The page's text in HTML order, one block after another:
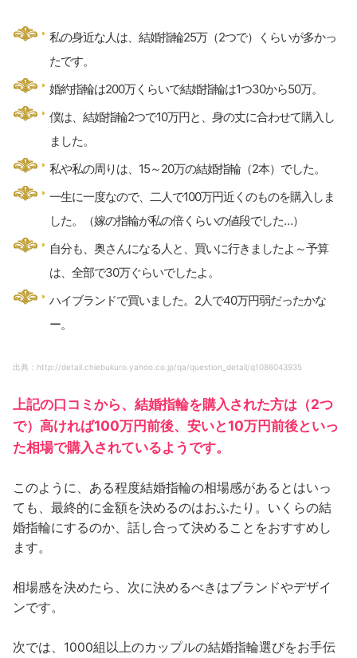
私の身近な人は、結婚指輪25万（2つで）くらいが多かっ
たです。
婚約指輪は200万くらいで結婚指輪は1つ30から50万。
僕は、結婚指輪2つで10万円と、身の丈に合わせて購入し
ました。
私や私の周りは、15～20万の結婚指輪（2本）でした。
一生に一度なので、二人で100万円近くのものを購入しま
した。（嫁の指輪が私の倍くらいの値段でした…）
自分も、奥さんになる人と、買いに行きましたよ～予算
は、全部で30万ぐらいでしたよ。
ハイブランドで買いました。2人で40万円弱だったかな
ー。
出典：http://detail.chiebukuro.yahoo.co.jp/qa/question_detail/q1086043935
上記の口コミから、結婚指輪を購入された方は（2つ
で）高ければ100万円前後、安いと10万円前後といっ
た相場で購入されているようです。
このように、ある程度結婚指輪の相場感があるとはいっ
ても、最終的に金額を決めるのはおふたり。いくらの結
婚指輪にするのか、話し合って決めることをおすすめし
ます。
相場感を決めたら、次に決めるべきはブランドやデザイ
ンです。
次では、1000組以上のカップルの結婚指輪選びをお手伝